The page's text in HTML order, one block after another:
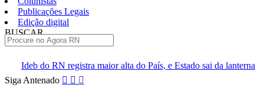
Publicações Legais
Edição digital
BUSCAR
maior alta do País, e Estado sai da lanterna
Larissa Rosado
Pular
para
Siga Antenado